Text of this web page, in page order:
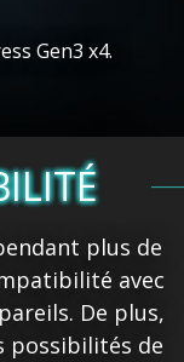
Gen3 x4.
plus de
avec
De plus,
possibilités de